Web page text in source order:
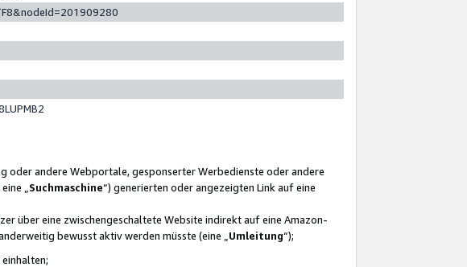
oder andere Webportale, gesponserter Werbedienste oder andere
„ Suchmaschine“) generierten oder angezeigten Link auf eine
über eine zwischengeschaltete Website indirekt auf eine Amazon-
bewusst aktiv werden müsste (eine „ Umleitung“);